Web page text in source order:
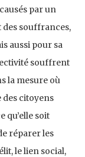
par un
des souffrances,
aussi pour sa
souffrent
la mesure où
des citoyens
qu’elle soit
réparer les
le lien social,